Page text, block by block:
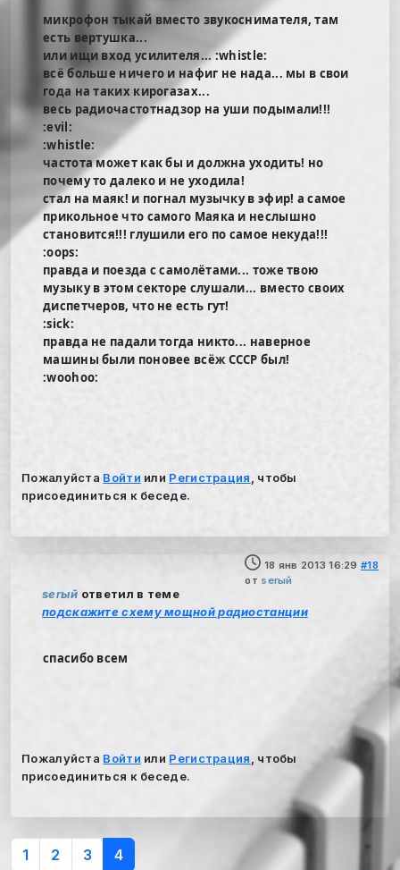
микрофон тыкай вместо звукоснимателя, там
есть вертушка...
или ищи вход усилителя... :whistle:
всё больше ничего и нафиг не нада... мы в свои
года на таких кирогазах...
весь радиочастотнадзор на уши подымали!!!
:evil:
:whistle:
частота может как бы и должна уходить! но
почему то далеко и не уходила!
стал на маяк! и погнал музычку в эфир! а самое
прикольное что самого Маяка и неслышно
становится!!! глушили его по самое некуда!!!
:oops:
правда и поезда с самолётами... тоже твою
музыку в этом секторе слушали... вместо своих
диспетчеров, что не есть гут!
:sick:
правда не падали тогда никто... наверное
машины были поновее всёж СССР был!
:woohoo:
Пожалуйста Войти или Регистрация
, чтобы
присоединиться к беседе.
18 янв 2013 16:29 #18
от serый
serый ответил в теме
подскажите схему мощной радиостанции
спасибо всем
Пожалуйста Войти или Регистрация
, чтобы
присоединиться к беседе.
1 2 3 4